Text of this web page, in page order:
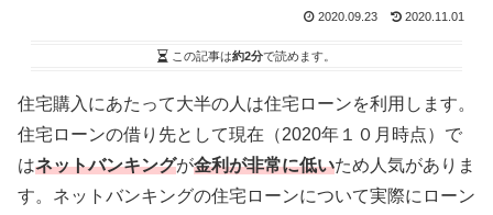
2020.09.23 2020.11.01
この記事は約2分で読めます。
住宅購入にあたって大半の人は住宅ローンを利用します。
住宅ローンの借り先として現在（2020年１０月時点）で
はネットバンキングが金利が非常に低いため人気がありま
す。ネットバンキングの住宅ローンについて実際にローン